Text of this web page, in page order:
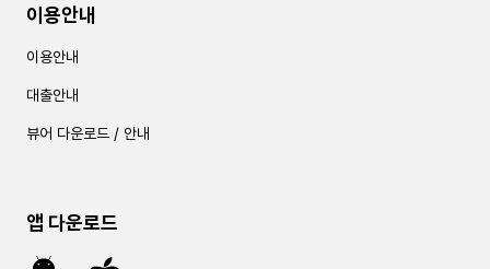
이용안내
이용안내
대출안내
뷰어 다운로드 / 안내
앱 다운로드